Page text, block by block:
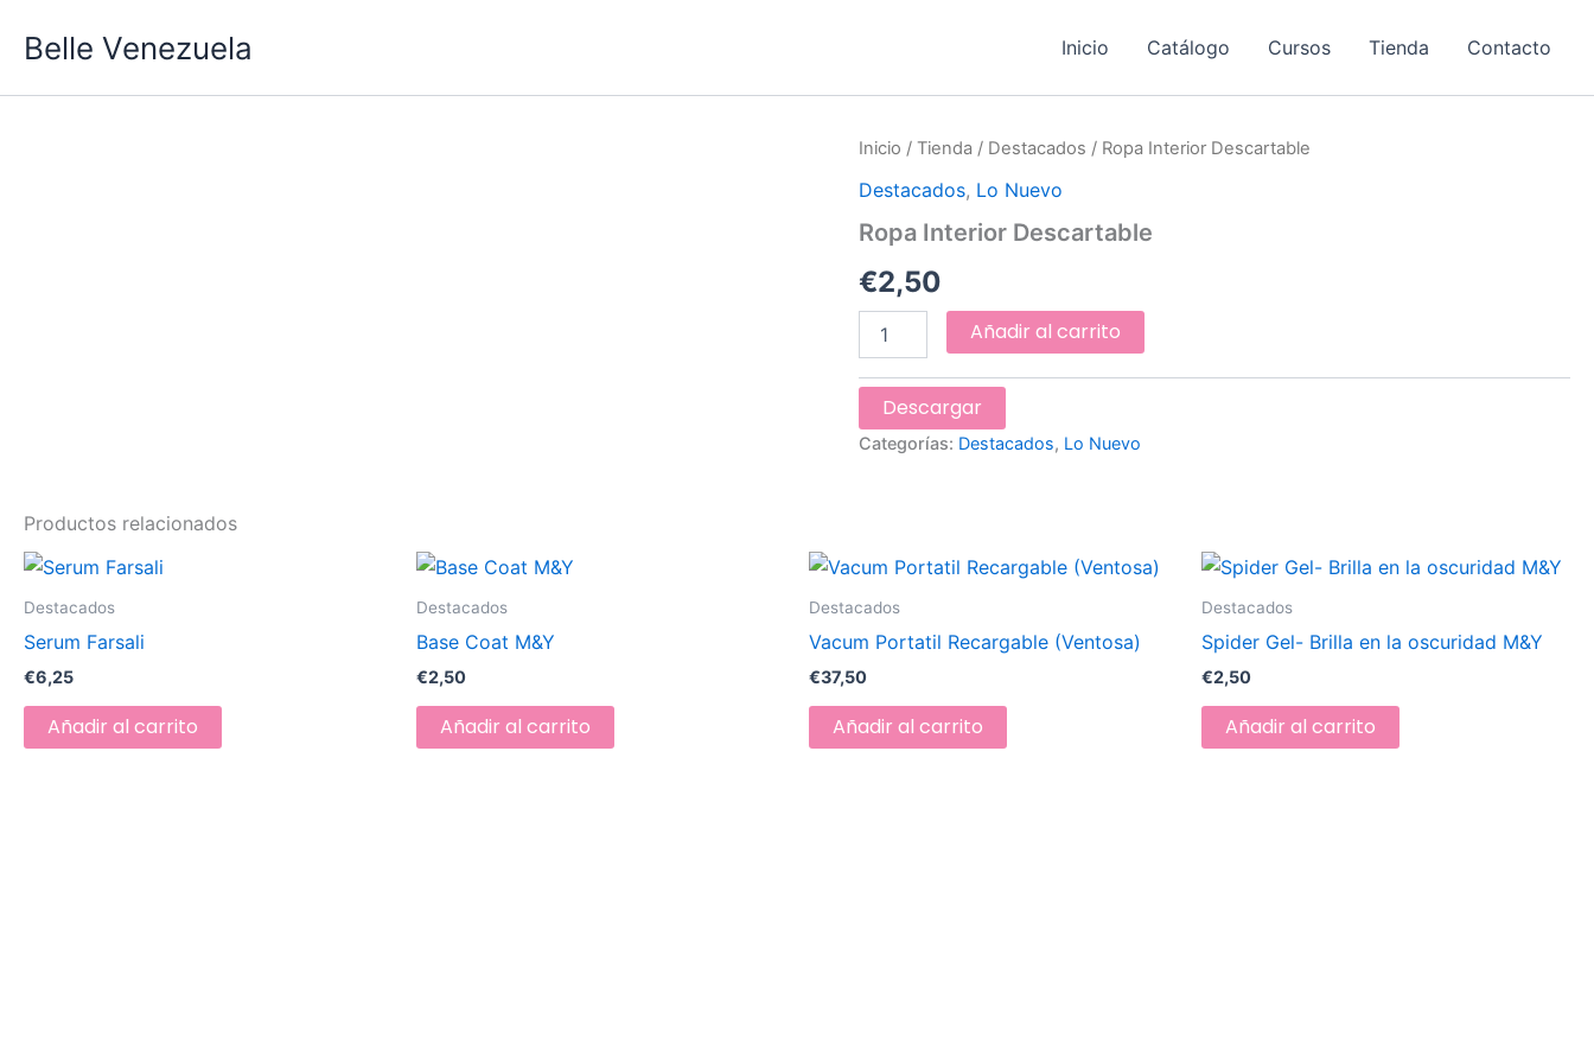
Belle Venezuela Inicio Catálogo Cursos Tienda Contacto
Inicio /Tienda / Destacados / Ropa Interior Descartable
Destacados, Lo Nuevo
Ropa Interior Descartable
€2,50
Ropa
Descartable
Añadir al carrito
Descargar
Categorías: Destacados, Lo Nuevo
Productos relacionados
Destacados
Serum Farsali
€6,25
Añadir al carrito
Destacados
Base Coat M&Y
€2,50
Añadir al carrito
Destacados
Vacum Portatil Recargable (Ventosa)
€37,50
Añadir al carrito
Destacados
Spider Gel- Brilla en la oscuridad M&Y
€2,50
Añadir al carrito